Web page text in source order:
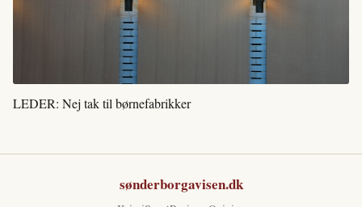
LEDER: Nej tak til børnefabrikker
sønderborgavisen.dk